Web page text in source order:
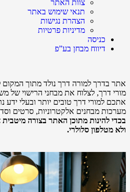
צוות האתר
תנאי שימוש באתר
הצהרת נגישות
מדיניות פרטיות
כניסה
דיווח מבחן בע”פ
אתר בדרך למורה דרך נולד מתוך המקום
מורי דרך, לצלוח את מבחני הרישוי של
אתכם למורי דרך טובים יותר ובעלי
מערכות מבחנים אלקטרוניות, סרטים
בכדי להינות מתוכן האתר בצורה
ולא מטלפון סלולרי.